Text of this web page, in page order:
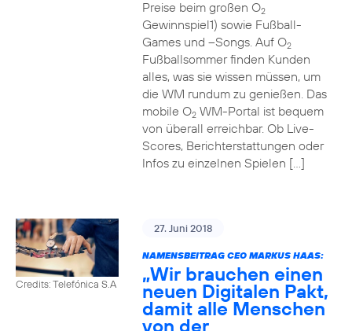
Preise beim großen O2
Gewinnspiel1) sowie Fußball-
Games und –Songs. Auf O2
Fußballsommer finden Kunden
alles, was sie wissen müssen, um
die WM rundum zu genießen. Das
mobile O2WM-Portal ist bequem
von überall erreichbar. Ob Live-
Scores, Berichterstattungen oder
Infos zu einzelnen Spielen […]
Credits: Telefónica S.A
27. Juni 2018
NAMENSBEITRAG CEO MARKUS HAAS:
„Wir brauchen einen
neuen Digitalen Pakt,
damit alle Menschen
von der